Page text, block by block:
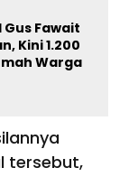
Gus Fawait
Kini 1.200
Warga
tersebut,